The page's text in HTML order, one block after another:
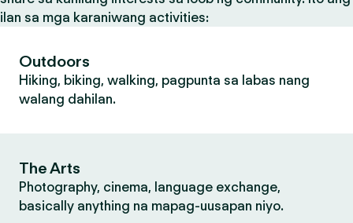
ilan sa mga karaniwang activities:
Outdoors
Hiking, biking, walking, pagpunta sa labas nang
walang dahilan.
The Arts
Photography, cinema, language exchange,
basically anything na mapag-uusapan niyo.